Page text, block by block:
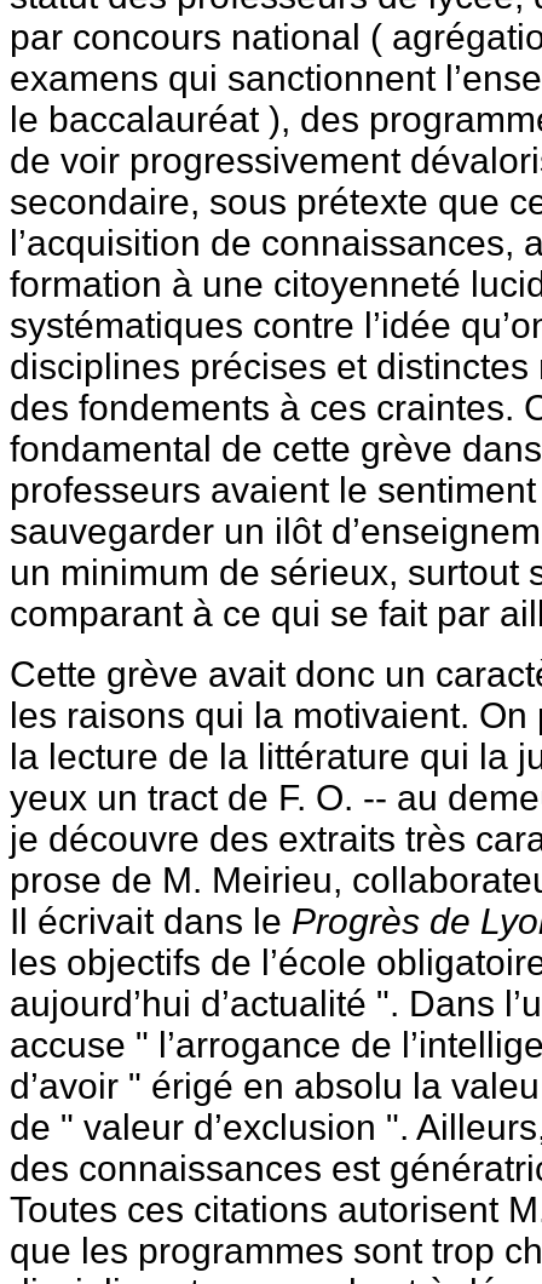
par concours national (
examens qui sanctionnent
le baccalauréat ), des
de voir progressivement
secondaire, sous prétexte que
l’acquisition de connaissances,
formation à une citoyenneté
systématiques contre l’idée
disciplines précises et
des fondements à ces craintes.
fondamental de cette grève
professeurs avaient le
sauvegarder un ilôt
un minimum de sérieux, surtout
comparant à ce qui se fait par
Cette grève avait donc un
les raisons qui la motivaient. On
la lecture de la littérature qui la
yeux un tract de F. O. -- au
je découvre des extraits très
prose de M. Meirieu,
Il écrivait dans le Progrès de
les objectifs de l’école
aujourd’hui d’actualité ". Dans
accuse " l’arrogance de
d’avoir " érigé en absolu la
de " valeur d’exclusion ".
des connaissances est
Toutes ces citations autorisent
que les programmes sont trop